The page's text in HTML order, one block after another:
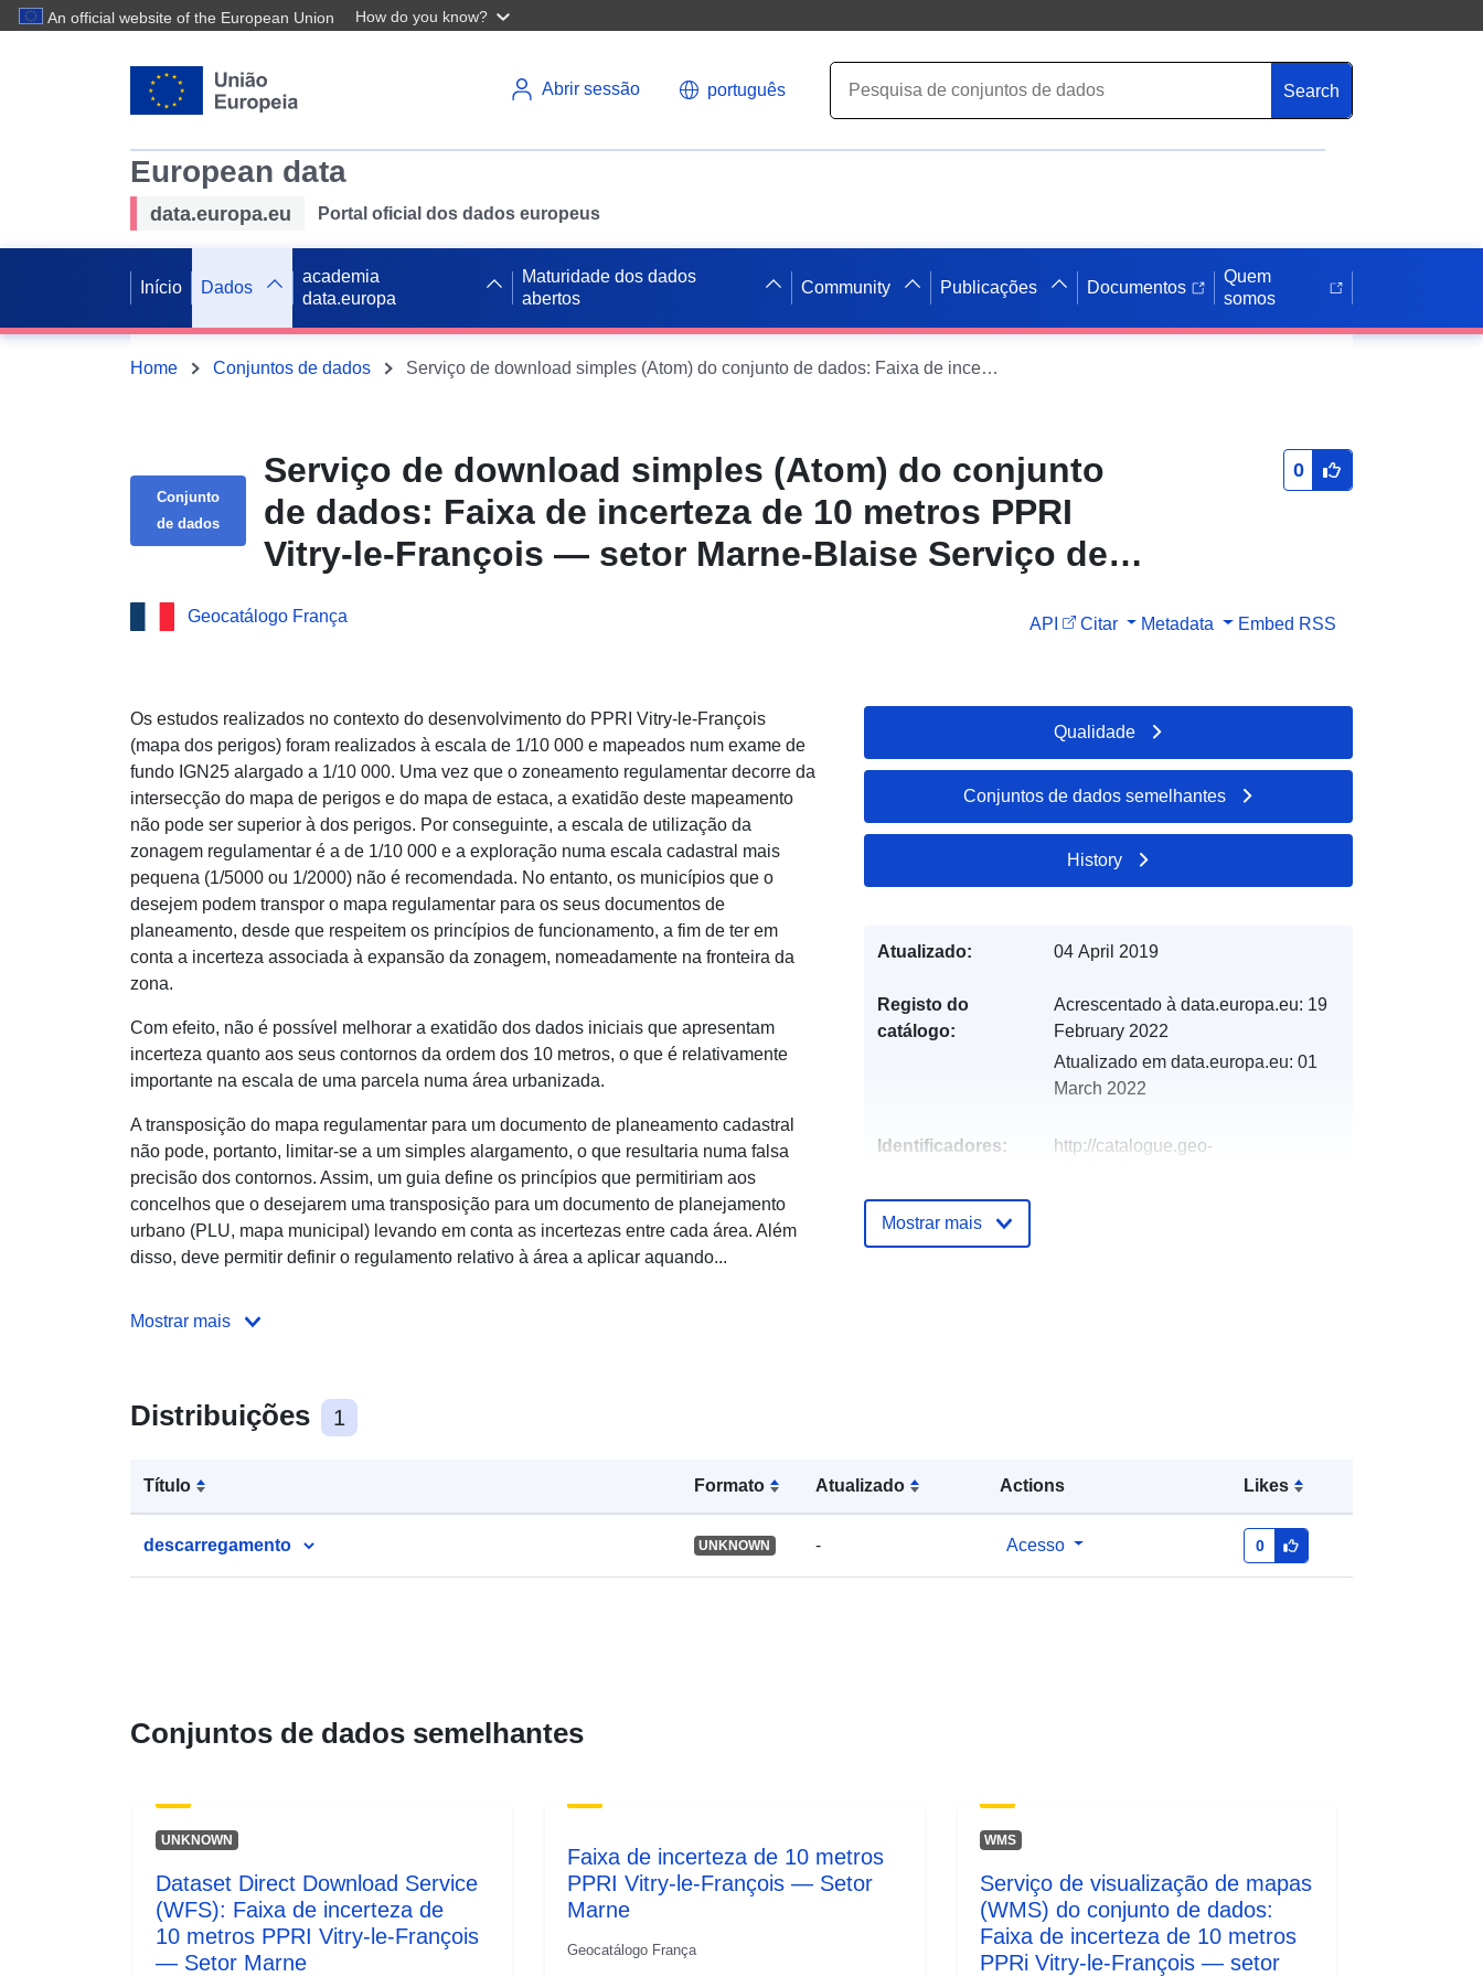
An official website of the European Union How do you know?
Abrir sessão português Search
European data
data.europa.eu Portal oficial dos dados europeus
Início Dados
academia
data.europa
Maturidade dos dados
abertos
Community Publicações Documentos
Quem
somos
Home Conjuntos de dados Serviço de download simples (Atom) do conjunto de dados: Faixa de incerteza de 10 metros PPRI Vitry-le-François — setor Marne-Blaise Serviço de download simples (Atom) do conjunto de dados: Faixa de incerteza de 10 metros PPRI Vitry-le-François — setor Marne-Blaise
Conjunto
de dados
Serviço de download simples (Atom) do conjunto
de dados: Faixa de incerteza de 10 metros PPRI
Vitry-le-François — setor Marne-Blaise Serviço de
Faixa de incerteza de 10 metros PPRI Vitry-le-
0
Geocatálogo França API Citar Metadata Embed RSS
Os estudos realizados no contexto do desenvolvimento do PPRI Vitry-le-François
(mapa dos perigos) foram realizados à escala de 1/10 000 e mapeados num exame de
fundo IGN25 alargado a 1/10 000. Uma vez que o zoneamento regulamentar decorre da
intersecção do mapa de perigos e do mapa de estaca, a exatidão deste mapeamento
não pode ser superior à dos perigos. Por conseguinte, a escala de utilização da
zonagem regulamentar é a de 1/10 000 e a exploração numa escala cadastral mais
pequena (1/5000 ou 1/2000) não é recomendada. No entanto, os municípios que o
desejem podem transpor o mapa regulamentar para os seus documentos de
planeamento, desde que respeitem os princípios de funcionamento, a fim de ter em
conta a incerteza associada à expansão da zonagem, nomeadamente na fronteira da
zona.
Com efeito, não é possível melhorar a exatidão dos dados iniciais que apresentam
incerteza quanto aos seus contornos da ordem dos 10 metros, o que é relativamente
importante na escala de uma parcela numa área urbanizada.
A transposição do mapa regulamentar para um documento de planeamento cadastral
não pode, portanto, limitar-se a um simples alargamento, o que resultaria numa falsa
precisão dos contornos. Assim, um guia define os princípios que permitiriam aos
concelhos que o desejarem uma transposição para um documento de planejamento
urbano (PLU, mapa municipal) levando em conta as incertezas entre cada área. Além
disso, deve permitir definir o regulamento relativo à área a aplicar aquando...
Mostrar mais
Distribuições 1
Título Formato Atualizado Actions Likes
descarregamento UNKNOWN - Acesso 0
Qualidade
Conjuntos de dados semelhantes
History
Atualizado: 04 April 2019
Registo do
catálogo:
Acrescentado à data.europa.eu: 19
February 2022
Atualizado em data.europa.eu: 01
March 2022
Identificadores:
http://catalogue.geo-
wnlo...
Mostrar mais
Conjuntos de dados semelhantes
UNKNOWN
Dataset Direct Download Service
(WFS): Faixa de incerteza de
10 metros PPRI Vitry-le-François
— Setor Marne
Faixa de incerteza de 10 metros
PPRI Vitry-le-François — Setor
Marne
Geocatálogo França
WMS
Serviço de visualização de mapas
(WMS) do conjunto de dados:
Faixa de incerteza de 10 metros
PPRi Vitry-le-François — setor